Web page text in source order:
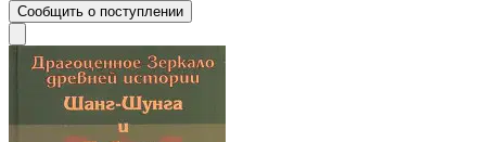
Сообщить о поступлении